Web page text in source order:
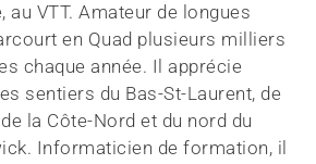
au VTT. Amateur de longues
en Quad plusieurs milliers
chaque année. Il apprécie
sentiers du Bas-St-Laurent, de
la Côte-Nord et du nord du
Informaticien de formation, il